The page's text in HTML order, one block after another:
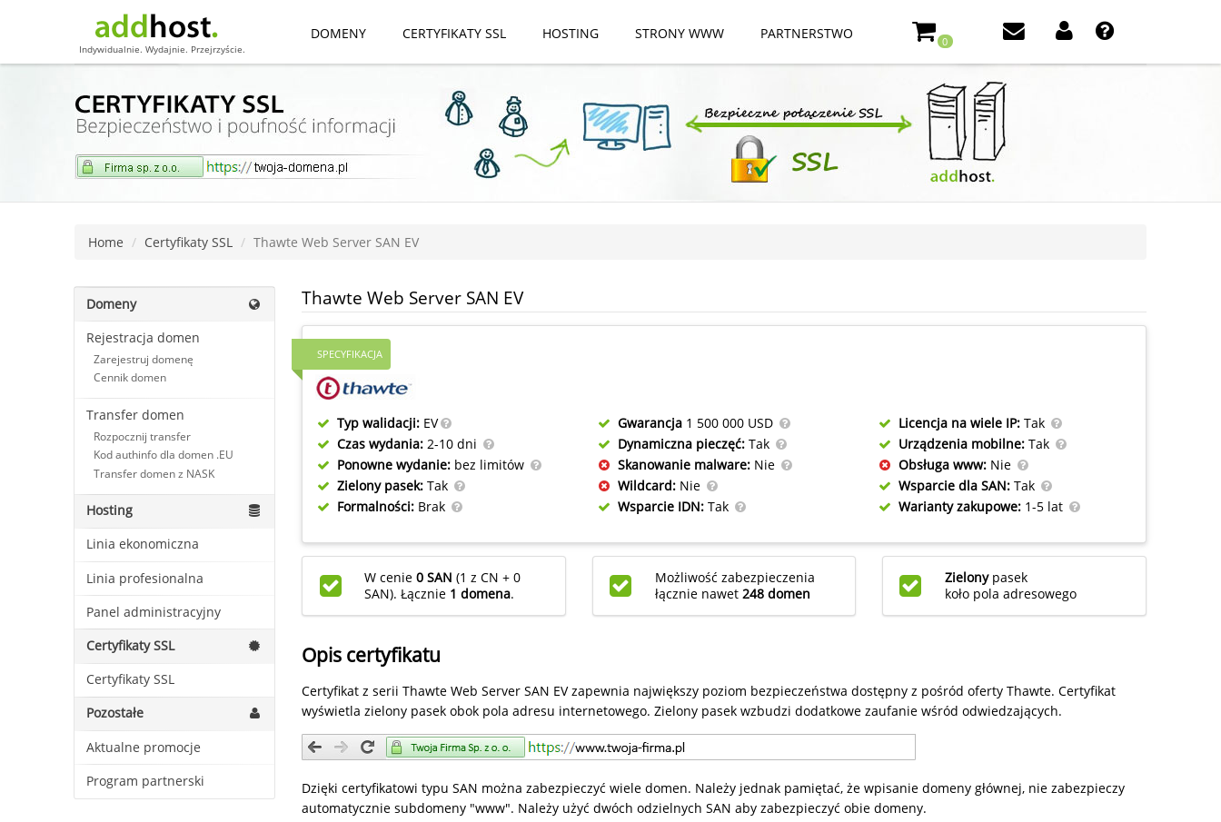
Indywidualnie. Wydajnie. Przejrzyście.
DOMENY CERTYFIKATY SSL HOSTING STRONY WWW PARTNERSTWO 0
Home Certyfikaty SSL Thawte Web Server SAN EV
Domeny
Rejestracja domen
Zarejestruj domenę
Cennik domen
Transfer domen
Rozpocznij transfer
Kod authinfo dla domen .EU
Transfer domen z NASK
Hosting
Linia ekonomiczna
Linia profesionalna
Panel administracyjny
Certyfikaty SSL
Certyfikaty SSL
Pozostałe
Aktualne promocje
Program partnerski
Thawte Web Server SAN EV
SPECYFIKACJA
Typ walidacji: EV
Czas wydania: 2-10 dni
Ponowne wydanie: bez limitów
Zielony pasek: Tak
Formalności: Brak
Gwarancja 1 500 000 USD
Dynamiczna pieczęć: Tak
Skanowanie malware: Nie
Wildcard: Nie
Wsparcie IDN: Tak
Licencja na wiele IP: Tak
Urządzenia mobilne: Tak
Obsługa www: Nie
Wsparcie dla SAN: Tak
Warianty zakupowe: 1-5 lat
W cenie0 SAN (1 z CN + 0
SAN). Łącznie 1 domena.
Możliwość zabezpieczenia
łącznie nawet 248 domen
Zielonypasek
koło pola adresowego
Opis certyfikatu
Certyfikat z serii Thawte Web Server SAN EV zapewnia największy poziom bezpieczeństwa dostępny z pośród oferty Thawte. Certyfikat
wyświetla zielony pasek obok pola adresu internetowego. Zielony pasek wzbudzi dodatkowe zaufanie wśród odwiedzających.
Dzięki certyfikatowi typu SAN można zabezpieczyć wiele domen. Należy jednak pamiętać, że wpisanie domeny głównej, nie zabezpieczy
automatycznie subdomeny "www". Należy użyć dwóch odzielnych SAN aby zabezpieczyć obie domeny.